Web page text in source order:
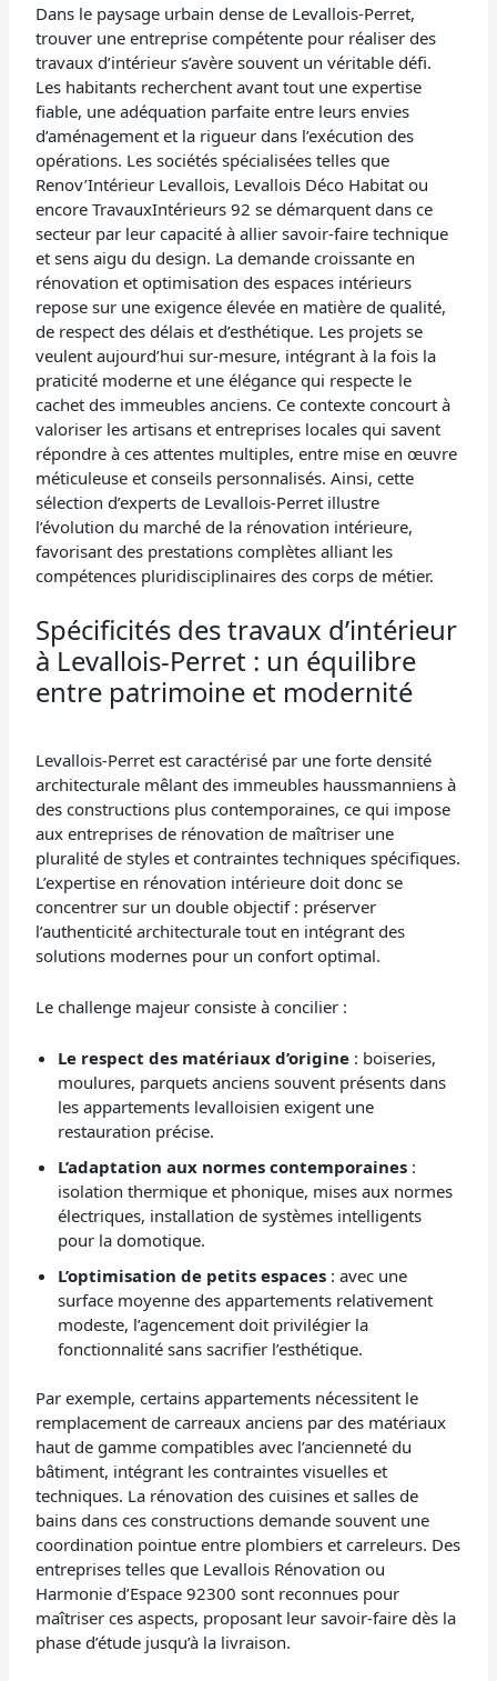
Dans le paysage urbain dense de Levallois-Perret,
trouver une entreprise compétente pour réaliser des
travaux d’intérieur s’avère souvent un véritable défi.
Les habitants recherchent avant tout une expertise
fiable, une adéquation parfaite entre leurs envies
d’aménagement et la rigueur dans l’exécution des
opérations. Les sociétés spécialisées telles que
Renov’Intérieur Levallois, Levallois Déco Habitat ou
encore TravauxIntérieurs 92 se démarquent dans ce
secteur par leur capacité à allier savoir-faire technique
et sens aigu du design. La demande croissante en
rénovation et optimisation des espaces intérieurs
repose sur une exigence élevée en matière de qualité,
de respect des délais et d’esthétique. Les projets se
veulent aujourd’hui sur-mesure, intégrant à la fois la
praticité moderne et une élégance qui respecte le
cachet des immeubles anciens. Ce contexte concourt à
valoriser les artisans et entreprises locales qui savent
répondre à ces attentes multiples, entre mise en œuvre
méticuleuse et conseils personnalisés. Ainsi, cette
sélection d’experts de Levallois-Perret illustre
l’évolution du marché de la rénovation intérieure,
favorisant des prestations complètes alliant les
compétences pluridisciplinaires des corps de métier.
Spécificités des travaux d’intérieur
à Levallois-Perret : un équilibre
entre patrimoine et modernité
Levallois-Perret est caractérisé par une forte densité
architecturale mêlant des immeubles haussmanniens à
des constructions plus contemporaines, ce qui impose
aux entreprises de rénovation de maîtriser une
pluralité de styles et contraintes techniques spécifiques.
L’expertise en rénovation intérieure doit donc se
concentrer sur un double objectif : préserver
l’authenticité architecturale tout en intégrant des
solutions modernes pour un confort optimal.
Le challenge majeur consiste à concilier :
Le respect des matériaux d’origine : boiseries,
moulures, parquets anciens souvent présents dans
les appartements levalloisien exigent une
restauration précise.
L’adaptation aux normes contemporaines :
isolation thermique et phonique, mises aux normes
électriques, installation de systèmes intelligents
pour la domotique.
L’optimisation de petits espaces : avec une
surface moyenne des appartements relativement
modeste, l’agencement doit privilégier la
fonctionnalité sans sacrifier l’esthétique.
Par exemple, certains appartements nécessitent le
remplacement de carreaux anciens par des matériaux
haut de gamme compatibles avec l’ancienneté du
bâtiment, intégrant les contraintes visuelles et
techniques. La rénovation des cuisines et salles de
bains dans ces constructions demande souvent une
coordination pointue entre plombiers et carreleurs. Des
entreprises telles que Levallois Rénovation ou
Harmonie d’Espace 92300 sont reconnues pour
maîtriser ces aspects, proposant leur savoir-faire dès la
phase d’étude jusqu’à la livraison.